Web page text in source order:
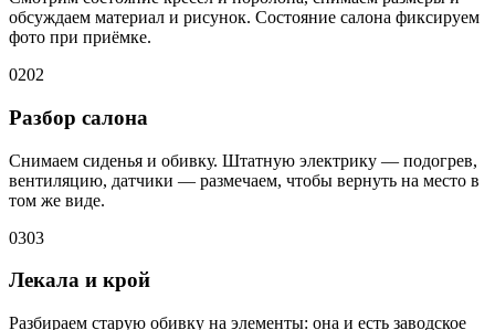
обсуждаем материал и рисунок. Состояние салона фиксируем
фото при приёмке.
0202
Разбор салона
Снимаем сиденья и обивку. Штатную электрику — подогрев,
вентиляцию, датчики — размечаем, чтобы вернуть на место в
том же виде.
0303
Лекала и крой
Разбираем старую обивку на элементы: она и есть заводское